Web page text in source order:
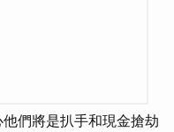
們將是扒手和現金搶劫